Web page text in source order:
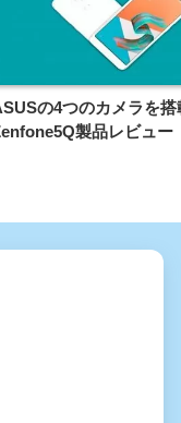
の4つのカメラを搭
製品レビュー